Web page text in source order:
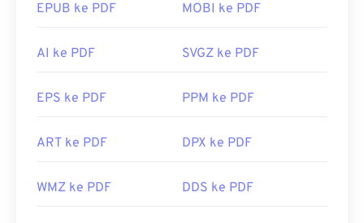
EPUB ke PDF MOBI ke PDF
AI ke PDF SVGZ ke PDF
EPS ke PDF PPM ke PDF
ART ke PDF DPX ke PDF
WMZ ke PDF DDS ke PDF